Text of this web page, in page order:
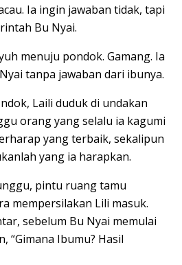
Ia ingin jawaban tidak, tapi
Bu Nyai.
menuju pondok. Gamang. Ia
tanpa jawaban dari ibunya.
Laili duduk di undakan
orang yang selalu ia kagumi
yang terbaik, sekalipun
yang ia harapkan.
pintu ruang tamu
mempersilakan Lili masuk.
sebelum Bu Nyai memulai
“Gimana Ibumu? Hasil